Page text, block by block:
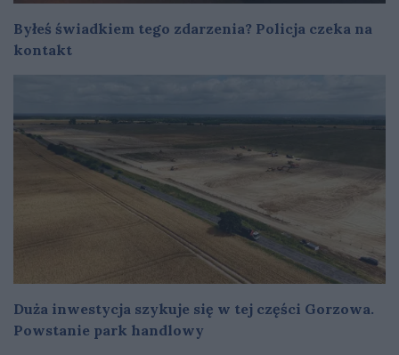
Byłeś świadkiem tego zdarzenia? Policja czeka na
kontakt
Duża inwestycja szykuje się w tej części Gorzowa.
Powstanie park handlowy